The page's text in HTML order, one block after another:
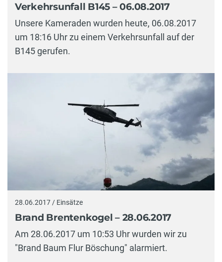
Verkehrsunfall B145 – 06.08.2017
Unsere Kameraden wurden heute, 06.08.2017
um 18:16 Uhr zu einem Verkehrsunfall auf der
B145 gerufen.
28.06.2017 / Einsätze
Brand Brentenkogel – 28.06.2017
Am 28.06.2017 um 10:53 Uhr wurden wir zu
"Brand Baum Flur Böschung" alarmiert.